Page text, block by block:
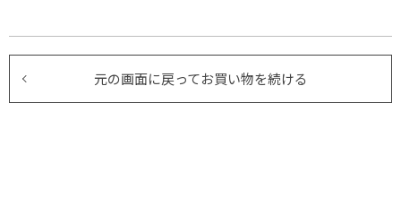
元の画面に戻ってお買い物を続ける